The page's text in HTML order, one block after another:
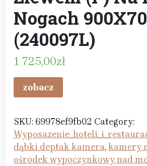
Nogach
(240097L)
1 725,00zł
zobacz
SKU: 69978ef9fb02 Category:
dąbki deptak kamera,kamery
ośrodek wypoczynkowy nad